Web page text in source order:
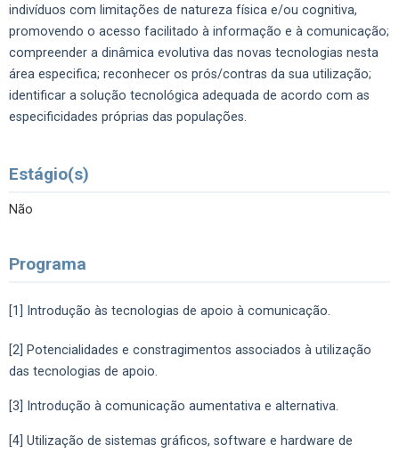
indivíduos com limitações de natureza física e/ou cognitiva,
promovendo o acesso facilitado à informação e à comunicação;
compreender a dinâmica evolutiva das novas tecnologias nesta
área especifica; reconhecer os prós/contras da sua utilização;
identificar a solução tecnológica adequada de acordo com as
especificidades próprias das populações.
Estágio(s)
Não
Programa
[1] Introdução às tecnologias de apoio à comunicação.
[2] Potencialidades e constragimentos associados à utilização
das tecnologias de apoio.
[3] Introdução à comunicação aumentativa e alternativa.
[4] Utilização de sistemas gráficos, software e hardware de